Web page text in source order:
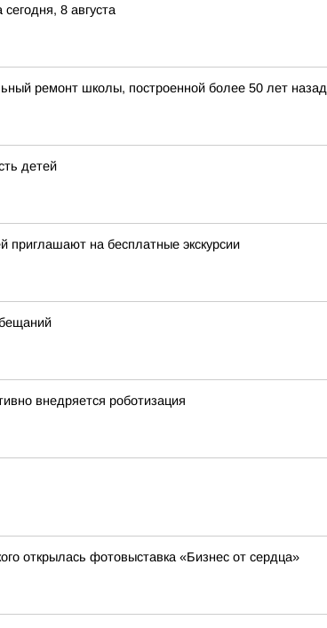
8 августа
ремонт школы, построенной более 50 лет назад
детей
приглашают на бесплатные экскурсии
внедряется роботизация
открылась фотовыставка «Бизнес от сердца»